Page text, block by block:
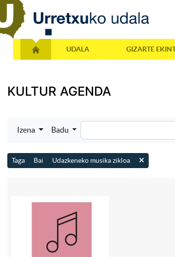
UDALA GIZARTE
KULTUR AGENDA
Izena Badu
Taga Bai Udazkeneko musika zikloa